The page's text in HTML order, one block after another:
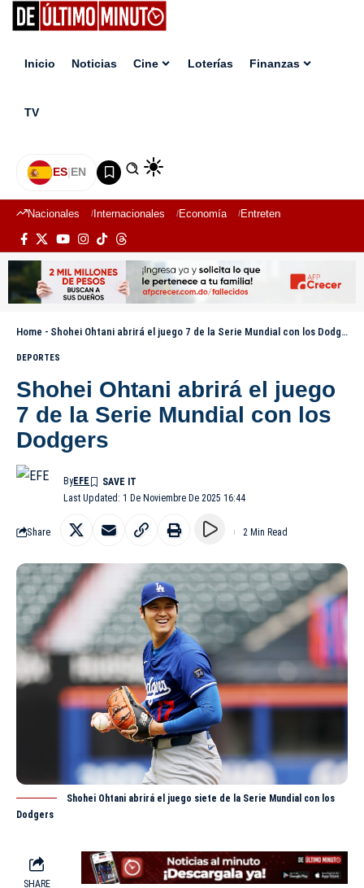
Inicio Noticias Cine Loterías Finanzas
TV
ES|EN
Nacionales Internacionales Economía Entretenimiento
Home - Shohei Ohtani abrirá el juego 7 de la Serie Mundial con los Dodgers
DEPORTES
Shohei Ohtani abrirá el juego
7 de la Serie Mundial con los
Dodgers
Last Updated: 1 De Noviembre De 2025 16:44
ByEFE
Share 2 Min Read
Shohei Ohtani abrirá el juego siete de la Serie Mundial con los
Dodgers
SHARE